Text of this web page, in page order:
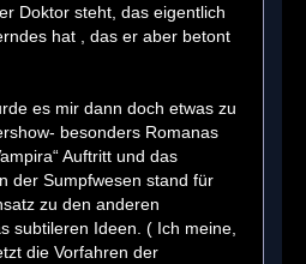
Doktor steht, das eigentlich
hat , das er aber betont
es mir dann doch etwas zu
besonders Romanas
Auftritt und das
der Sumpfwesen stand für
zu den anderen
subtileren Ideen. ( Ich meine,
die Vorfahren der